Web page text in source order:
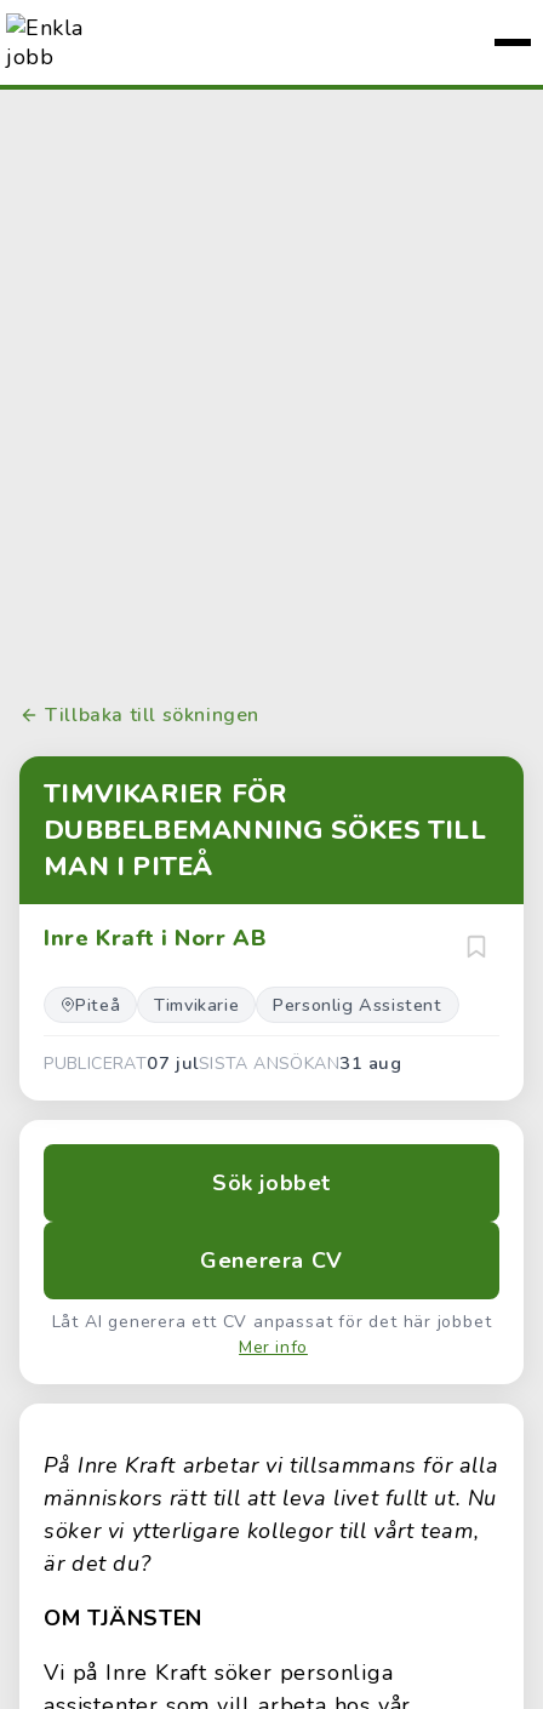
Tillbaka till sökningen
TIMVIKARIER FÖR
DUBBELBEMANNING SÖKES TILL
MAN I PITEÅ
Inre Kraft i Norr AB
Piteå Timvikarie Personlig Assistent
PUBLICERAT07 julSISTA ANSÖKAN31 aug
Sök jobbet
Generera CV
Låt AI generera ett CV anpassat för det här jobbet
Mer info
På Inre Kraft arbetar vi tillsammans för alla
människors rätt till att leva livet fullt ut. Nu
söker vi ytterligare kollegor till vårt team,
är det du?
OM TJÄNSTEN
Vi på Inre Kraft söker personliga